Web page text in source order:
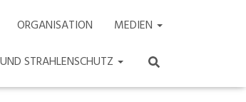
ORGANISATION
MEDIEN
STRAHLENSCHUTZ